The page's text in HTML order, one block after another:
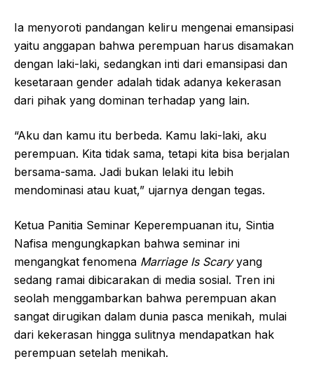
Ia menyoroti pandangan keliru mengenai emansipasi
yaitu anggapan bahwa perempuan harus disamakan
dengan laki-laki, sedangkan inti dari emansipasi dan
kesetaraan gender adalah tidak adanya kekerasan
dari pihak yang dominan terhadap yang lain.
“Aku dan kamu itu berbeda. Kamu laki-laki, aku
perempuan. Kita tidak sama, tetapi kita bisa berjalan
bersama-sama. Jadi bukan lelaki itu lebih
mendominasi atau kuat,” ujarnya dengan tegas.
Ketua Panitia Seminar Keperempuanan itu, Sintia
Nafisa mengungkapkan bahwa seminar ini
mengangkat fenomena Marriage Is Scaryyang
sedang ramai dibicarakan di media sosial. Tren ini
seolah menggambarkan bahwa perempuan akan
sangat dirugikan dalam dunia pasca menikah, mulai
dari kekerasan hingga sulitnya mendapatkan hak
perempuan setelah menikah.